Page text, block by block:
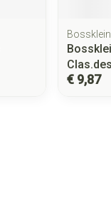
Bossklein
€ 9,87